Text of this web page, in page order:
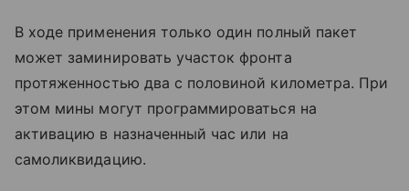
В ходе применения только один полный пакет
может заминировать участок фронта
протяженностью два с половиной километра. При
этом мины могут программироваться на
активацию в назначенный час или на
самоликвидацию.